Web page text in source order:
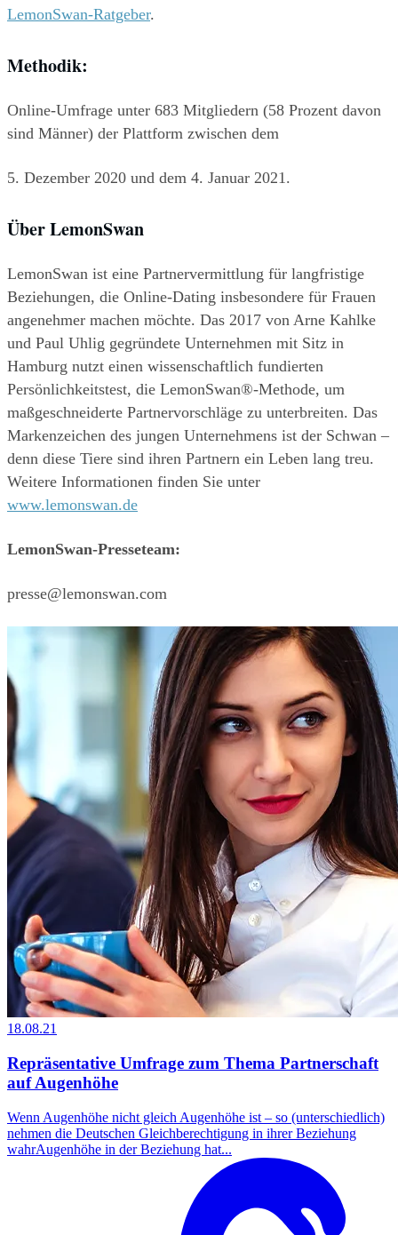
LemonSwan-Ratgeber.
Methodik:
Online-Umfrage unter 683 Mitgliedern (58 Prozent davon
sind Männer) der Plattform zwischen dem
5. Dezember 2020 und dem 4. Januar 2021.
Über LemonSwan
LemonSwan ist eine Partnervermittlung für langfristige
Beziehungen, die Online-Dating insbesondere für Frauen
angenehmer machen möchte. Das 2017 von Arne Kahlke
und Paul Uhlig gegründete Unternehmen mit Sitz in
Hamburg nutzt einen wissenschaftlich fundierten
Persönlichkeitstest, die LemonSwan®-Methode, um
maßgeschneiderte Partnervorschläge zu unterbreiten. Das
Markenzeichen des jungen Unternehmens ist der Schwan –
denn diese Tiere sind ihren Partnern ein Leben lang treu.
www.lemonswan.de
LemonSwan-Presseteam:
presse@lemonswan.com
18.08.21
Repräsentative Umfrage zum Thema Partnerschaft
auf Augenhöhe
Wenn Augenhöhe nicht gleich Augenhöhe ist – so (unterschiedlich)
nehmen die Deutschen Gleichberechtigung in ihrer Beziehung
wahrAugenhöhe in der Beziehung hat...